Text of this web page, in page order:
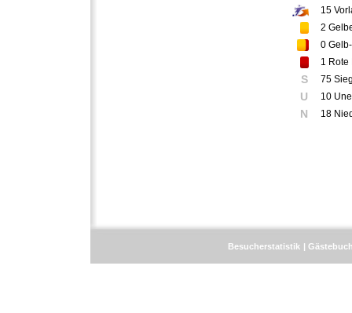
15
2
0
1 Rote
S 75
U 10
N 18
Besucherstatistik